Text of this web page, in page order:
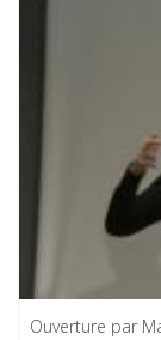
Ouverture par